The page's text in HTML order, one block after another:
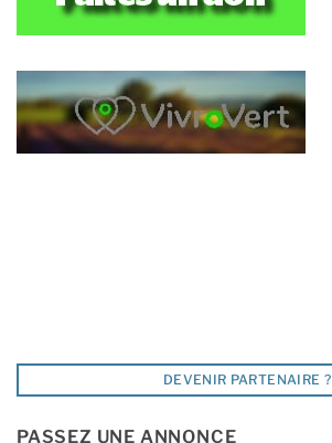
DEVENIR PARTENAIRE ?
PASSEZ UNE ANNONCE